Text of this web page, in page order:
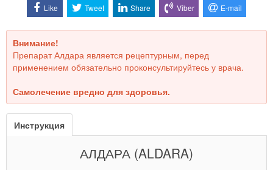
Like Tweet Share Viber E-mail
Внимание!
Препарат Алдара является рецептурным, перед
применением обязательно проконсультируйтесь у врача.
Самолечение вредно для здоровья.
Инструкция
АЛДАРА (ALDARA)